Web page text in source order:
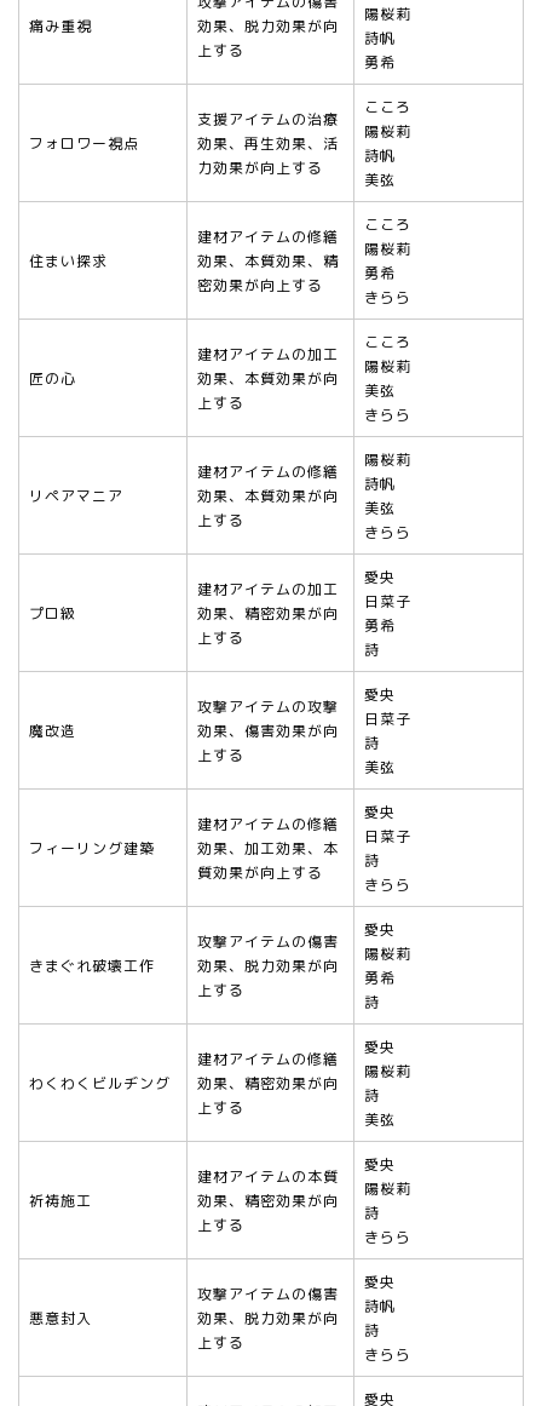
痛み重視
効果、脱力効果が向
上する
陽桜莉
詩帆
勇希
フォロワー視点
支援アイテムの治療
効果、再生効果、活
力効果が向上する
こころ
陽桜莉
詩帆
美弦
住まい探求
建材アイテムの修繕
効果、本質効果、精
密効果が向上する
こころ
陽桜莉
勇希
きらら
匠の心
建材アイテムの加工
効果、本質効果が向
上する
こころ
陽桜莉
美弦
きらら
リペアマニア
建材アイテムの修繕
効果、本質効果が向
上する
陽桜莉
詩帆
美弦
きらら
プロ級
建材アイテムの加工
効果、精密効果が向
上する
愛央
日菜子
勇希
詩
魔改造
攻撃アイテムの攻撃
効果、傷害効果が向
上する
愛央
日菜子
詩
美弦
フィーリング建築
建材アイテムの修繕
効果、加工効果、本
質効果が向上する
愛央
日菜子
詩
きらら
きまぐれ破壊工作
攻撃アイテムの傷害
効果、脱力効果が向
上する
愛央
陽桜莉
勇希
詩
わくわくビルヂング
建材アイテムの修繕
効果、精密効果が向
上する
愛央
陽桜莉
詩
美弦
祈祷施工
建材アイテムの本質
効果、精密効果が向
上する
愛央
陽桜莉
詩
きらら
悪意封入
攻撃アイテムの傷害
効果、脱力効果が向
上する
愛央
詩帆
詩
きらら
愛央